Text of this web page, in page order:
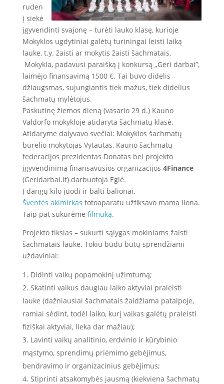
ruden
į siekė
įgyvendinti svajonę – turėti lauko klasę, kurioje
Mokyklos ugdytiniai galėtų turiningai leisti laiką
lauke, t.y. žaisti ar mokytis žaisti šachmatais.
Mokykla, padavusi paraišką į konkursą „Geri darbai”,
laimėjo finansavimą 1500 €. Tai buvo didelis
džiaugsmas, sujungiantis tiek mažus, tiek didelius
šachmatų mylėtojus.
Paskutinę žiemos dieną (vasario 29 d.) Kauno
Valdorfo mokykloje atidaryta šachmatų klasė.
Atidaryme dalyvavo svečiai: Mokyklos šachmatų
būrelio mokytojas Vytautas, Kauno šachmatų
federacijos prezidentas Donatas bei projekto
įgyvendinimą finansavusios organizacijos 4Finance
(Geridarbai.lt) darbuotoja Eglė.
Į dangų kilo juodi ir balti balionai.
Šventės akimirkas fotoaparatu užfiksavo mama Ilona.
Taip pat sukūrėme filmuką.
Projekto tikslas – sukurti sąlygas mokiniams žaisti
šachmatais lauke. Tokiu būdu būtų sprendžiami
uždaviniai:
Didinti vaikų popamokinį užimtumą;
Skatinti vaikus daugiau laiko aktyviai praleisti
lauke (dažniausiai šachmatais žaidžiama patalpoje,
ramiai sėdint, todėl laiko, kurį vaikas galėtų praleisti
fiziškai aktyviai, lieka dar mažiau);
Lavinti vaikų analitinio, erdvinio ir kūrybinio
mąstymo, sprendimų priėmimo gebėjimus,
bendravimo ir organizacinius gebėjimus;
Stiprinti atsakomybės jausmą (kiekviena šachmatų